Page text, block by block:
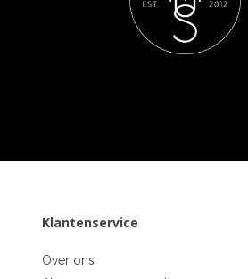
Klantenservice
Over ons